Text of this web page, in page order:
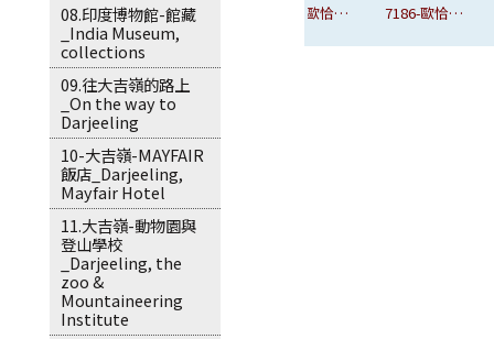
08.印度博物館-館藏
_India Museum,
collections
09.往大吉嶺的路上
_On the way to
Darjeeling
10-大吉嶺-MAYFAIR
飯店_Darjeeling,
Mayfair Hotel
11.大吉嶺-動物園與
登山學校
_Darjeeling, the
zoo &
Mountaineering
Institute
7182-歐恰古
城.JPG
7183-歐恰古
城.JPG
7185-歐恰古
7186-歐恰古